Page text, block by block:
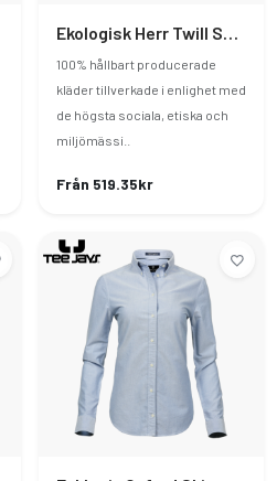
Ekologisk Herr Twill Skjorta
100% hållbart producerade
kläder tillverkade i enlighet med
de högsta sociala, etiska och
miljömässi..
Från 519.35kr